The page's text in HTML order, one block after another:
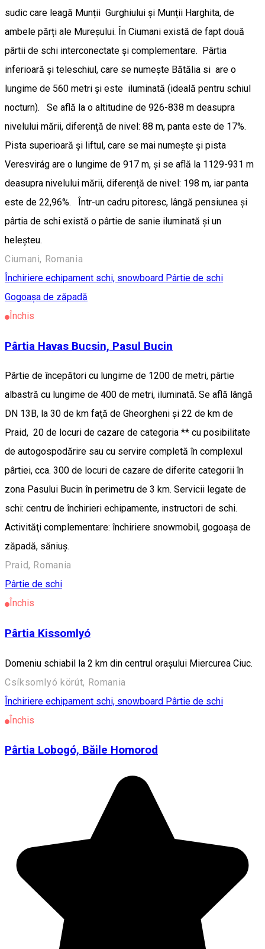
sudic care leagă Munții Gurghiului și Munții Harghita, de
ambele părți ale Mureșului. În Ciumani există de fapt două
pârtii de schi interconectate și complementare. Pârtia
inferioară și teleschiul, care se numește Bătălia si are o
lungime de 560 metri și este iluminată (ideală pentru schiul
nocturn). Se află la o altitudine de 926-838 m deasupra
nivelului mării, diferență de nivel: 88 m, panta este de 17%.
Pista superioară și liftul, care se mai numește și pista
Veresvirág are o lungime de 917 m, și se află la 1129-931 m
deasupra nivelului mării, diferență de nivel: 198 m, iar panta
este de 22,96%. Într-un cadru pitoresc, lângă pensiunea și
pârtia de schi există o pârtie de sanie iluminată și un
heleșteu.
Ciumani, Romania
Închiriere echipament schi, snowboard Pârtie de schi
Gogoașa de zăpadă
Închis
Pârtia Havas Bucsin, Pasul Bucin
Pârtie de începători cu lungime de 1200 de metri, pârtie
albastră cu lungime de 400 de metri, iluminată. Se află lângă
DN 13B, la 30 de km faţă de Gheorgheni şi 22 de km de
Praid, 20 de locuri de cazare de categoria ** cu posibilitate
de autogospodărire sau cu servire completă în complexul
pârtiei, cca. 300 de locuri de cazare de diferite categorii în
zona Pasului Bucin în perimetru de 3 km. Servicii legate de
schi: centru de închirieri echipamente, instructori de schi.
Activităţi complementare: închiriere snowmobil, gogoașa de
zăpadă, săniuș.
Praid, Romania
Pârtie de schi
Închis
Pârtia Kissomlyó
Domeniu schiabil la 2 km din centrul orașului Miercurea Ciuc.
Csíksomlyó körút, Romania
Închiriere echipament schi, snowboard Pârtie de schi
Închis
Pârtia Lobogó, Băile Homorod